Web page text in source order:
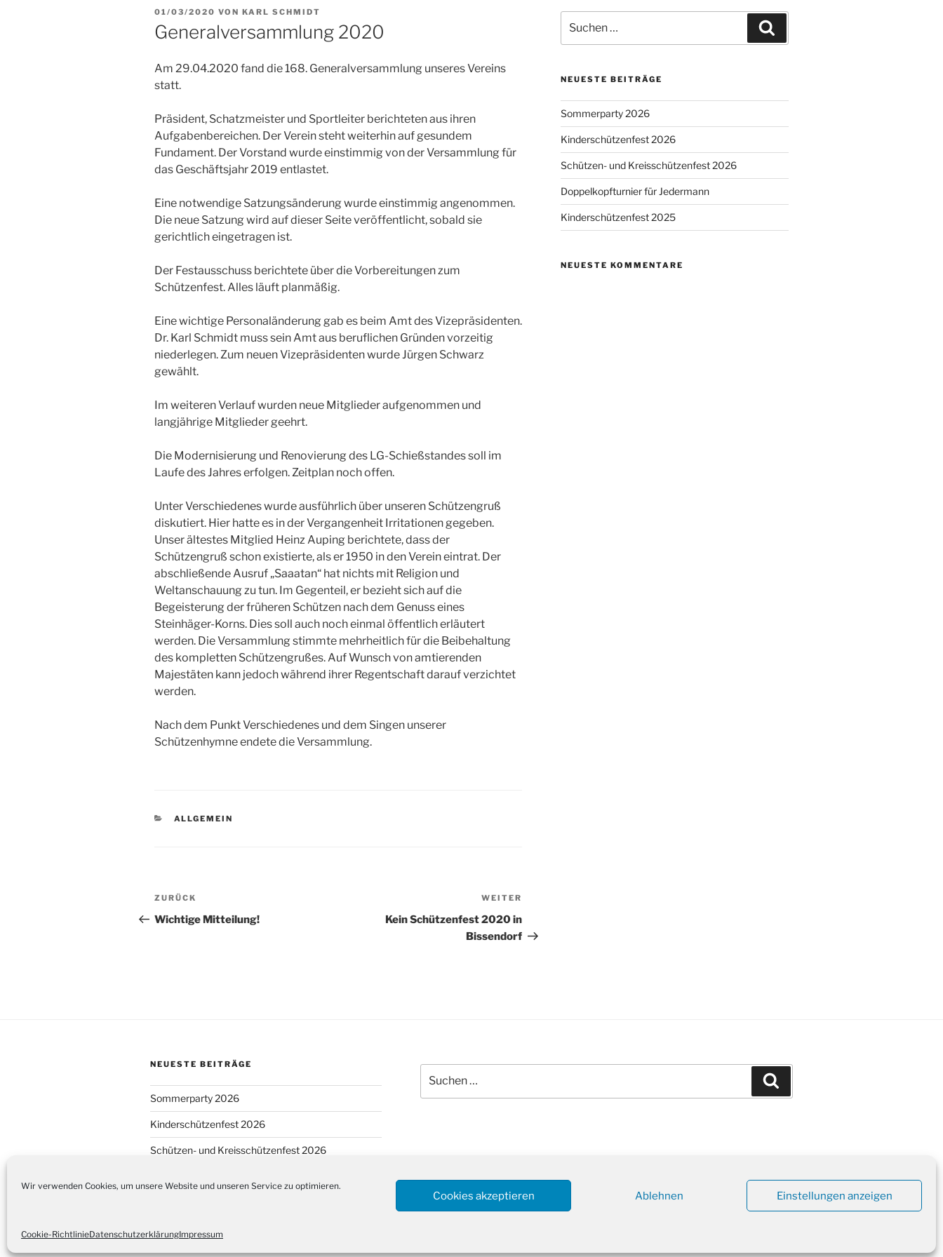
Wir verwenden Cookies, um unsere Website und unseren Service zu optimieren.
Cookies akzeptieren Ablehnen Einstellungen anzeigen
Cookie-RichtlinieDatenschutzerklärungImpressum
VERÖFFENTLICHT
AM
01/03/2020 VON KARL SCHMIDT
Generalversammlung 2020
Am 29.04.2020 fand die 168. Generalversammlung unseres Vereins
statt.
Präsident, Schatzmeister und Sportleiter berichteten aus ihren
Aufgabenbereichen. Der Verein steht weiterhin auf gesundem
Fundament. Der Vorstand wurde einstimmig von der Versammlung für
das Geschäftsjahr 2019 entlastet.
Eine notwendige Satzungsänderung wurde einstimmig angenommen.
Die neue Satzung wird auf dieser Seite veröffentlicht, sobald sie
gerichtlich eingetragen ist.
Der Festausschuss berichtete über die Vorbereitungen zum
Schützenfest. Alles läuft planmäßig.
Eine wichtige Personaländerung gab es beim Amt des Vizepräsidenten.
Dr. Karl Schmidt muss sein Amt aus beruflichen Gründen vorzeitig
niederlegen. Zum neuen Vizepräsidenten wurde Jürgen Schwarz
gewählt.
Im weiteren Verlauf wurden neue Mitglieder aufgenommen und
langjährige Mitglieder geehrt.
Die Modernisierung und Renovierung des LG-Schießstandes soll im
Laufe des Jahres erfolgen. Zeitplan noch offen.
Unter Verschiedenes wurde ausführlich über unseren Schützengruß
diskutiert. Hier hatte es in der Vergangenheit Irritationen gegeben.
Unser ältestes Mitglied Heinz Auping berichtete, dass der
Schützengruß schon existierte, als er 1950 in den Verein eintrat. Der
abschließende Ausruf „Saaatan“ hat nichts mit Religion und
Weltanschauung zu tun. Im Gegenteil, er bezieht sich auf die
Begeisterung der früheren Schützen nach dem Genuss eines
Steinhäger-Korns. Dies soll auch noch einmal öffentlich erläutert
werden. Die Versammlung stimmte mehrheitlich für die Beibehaltung
des kompletten Schützengrußes. Auf Wunsch von amtierenden
Majestäten kann jedoch während ihrer Regentschaft darauf verzichtet
werden.
Nach dem Punkt Verschiedenes und dem Singen unserer
Schützenhymne endete die Versammlung.
KATEGORIEN
ALLGEMEIN
Beitragsnavigation
Vorheriger
Beitrag
ZURÜCK
Wichtige Mitteilung!
Beitrag
WEITER
Kein Schützenfest 2020 in
Bissendorf
nach:
NEUESTE BEITRÄGE
Sommerparty 2026
Kinderschützenfest 2026
Schützen- und Kreisschützenfest 2026
Doppelkopfturnier für Jedermann
Kinderschützenfest 2025
NEUESTE KOMMENTARE
NEUESTE BEITRÄGE
Sommerparty 2026
Kinderschützenfest 2026
Schützen- und Kreisschützenfest 2026
nach: